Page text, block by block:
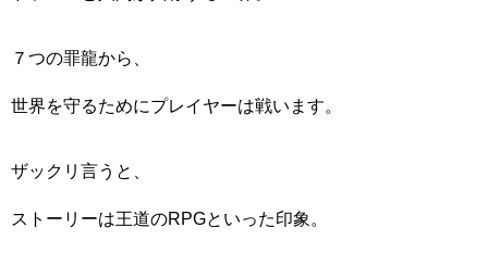
７つの罪龍から、
世界を守るためにプレイヤーは戦います。
ザックリ言うと、
ストーリーは王道のRPGといった印象。